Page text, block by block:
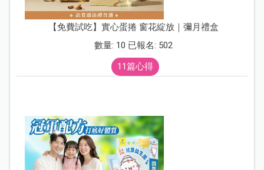
【免費試吃】實心蛋捲 窗花綻放｜彌月禮盒
數量: 10 已報名: 502
11篇心得